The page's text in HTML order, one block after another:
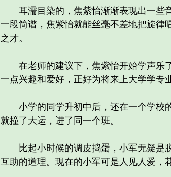
耳濡目染的，焦紫怡渐渐表现出一些音
一段简谱，焦紫怡就能丝毫不差地把旋律
之才。
在老师的建议下，焦紫怡开始学声乐了
一点兴趣和爱好，正好为将来上大学学专
小学的同学升初中后，还在一个学校的
就撞了大运，进了同一个班。
比起小时候的调皮捣蛋，小军无疑是脱
互助的道理。现在的小军可是人见人爱，